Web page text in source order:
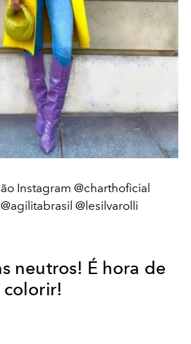
Instagram @charthoficial
@lesilvarolli
neutros! É hora de
colorir!